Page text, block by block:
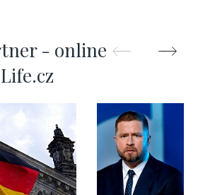
- online